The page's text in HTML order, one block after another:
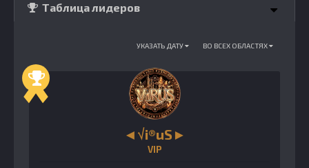
Таблица лидеров
ВО ВСЕХ ОБЛАСТЯХ
УКАЗАТЬ ДАТУ
◄√i®uS►
VIP